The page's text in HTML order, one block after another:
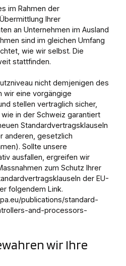
im Rahmen der
Ihrer
an Unternehmen im Ausland
sind im gleichen Umfang
wie wir selbst. Die
stattfinden.
nicht demjenigen des
wir eine vorgängige
stellen vertraglich sicher,
in der Schweiz garantiert
Standardvertragsklauseln
anderen, gesetzlich
Sollte unsere
ausfallen, ergreifen wir
zum Schutz Ihrer
der EU-
folgendem Link.
publications/standard-
and-processors-
wir Ihre